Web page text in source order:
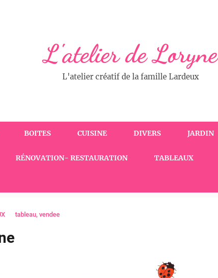
L'atelier de Loryne
L'atelier créatif de la famille Lardeux
BOITES CUISINE DIVERS JARDIN
RÉNOVATION- RESTAURATION TABLEAUX
tableau, vendee